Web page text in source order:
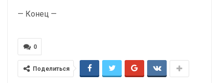
— Конец —
0
Поделиться